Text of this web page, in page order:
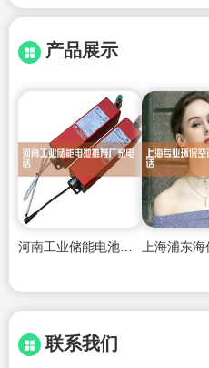
产品展示
河南工业储能电池推荐厂家电话
联系我们